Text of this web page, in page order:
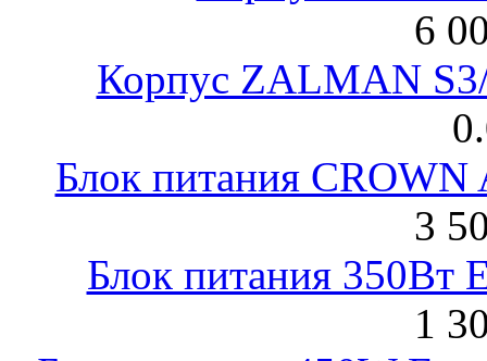
6
Корпус ZALMAN
Блок питания
3
Блок питания 350Вт
1